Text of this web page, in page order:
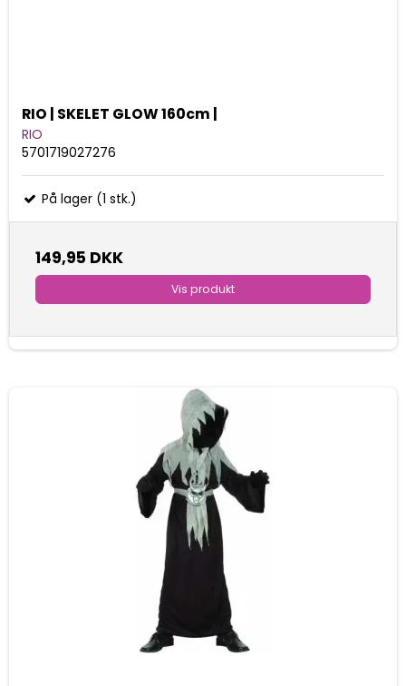
RIO | SKELET GLOW 160cm |
RIO
5701719027276
På lager (1 stk.)
149,95 DKK
Vis produkt